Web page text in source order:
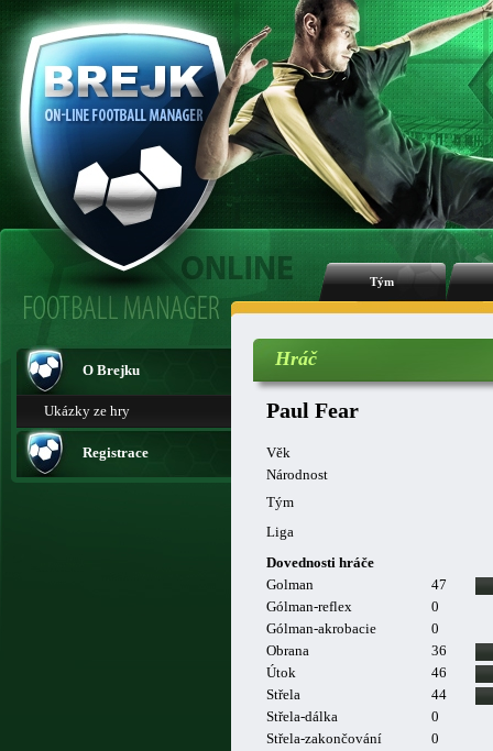
Tým
O Brejku
Ukázky ze hry
Registrace
Hráč
Paul Fear
Věk
Národnost
Tým
Liga
Dovednosti hráče
Golman
47
Gólman-reflex
0
Gólman-akrobacie
0
Obrana
36
Útok
46
Střela
44
Střela-dálka
0
Střela-zakončování
0